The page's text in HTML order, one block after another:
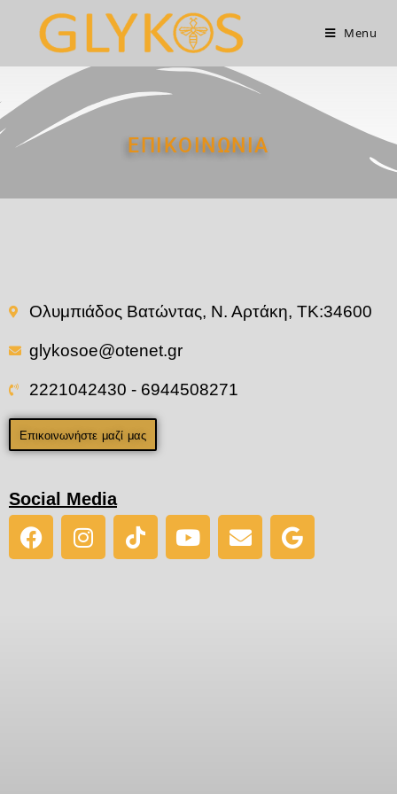
Menu
ΕΠΙΚΟΙΝΩΝΙΑ
Ολυμπιάδος Βατώντας, Ν. Αρτάκη, ΤΚ:34600
glykosoe@otenet.gr
2221042430 - 6944508271
Επικοινωνήστε μαζί μας
Social Media